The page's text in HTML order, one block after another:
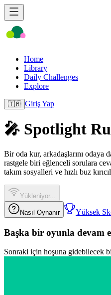
Home
Library
Daily Challenges
Explore
🇹🇷 Giriş Yap
🎤 Spotlight
Bir oda kur, arkadaşlarını odaya
rastgele biri eğlenceli sorulara
takım sosyalleri ve hızlı buz
Yükleniyor...
Nasıl Oynanır Yüksek
Başka bir oyunla devam
Sonraki için hoşuna gidebilecek